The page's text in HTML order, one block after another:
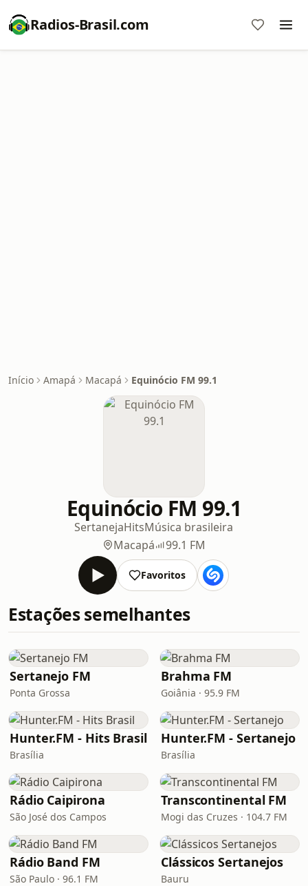
Radios-Brasil.com
Início Amapá Macapá Equinócio FM 99.1
Equinócio FM 99.1
SertanejaHitsMúsica brasileira
Macapá
99.1 FM
Favoritos
Estações semelhantes
Sertanejo FM
Ponta Grossa
Brahma FM
Goiânia · 95.9 FM
Hunter.FM - Hits Brasil
Brasília
Hunter.FM - Sertanejo
Brasília
Rádio Caipirona
São José dos Campos
Transcontinental FM
Mogi das Cruzes · 104.7 FM
Rádio Band FM
São Paulo · 96.1 FM
Clássicos Sertanejos
Bauru